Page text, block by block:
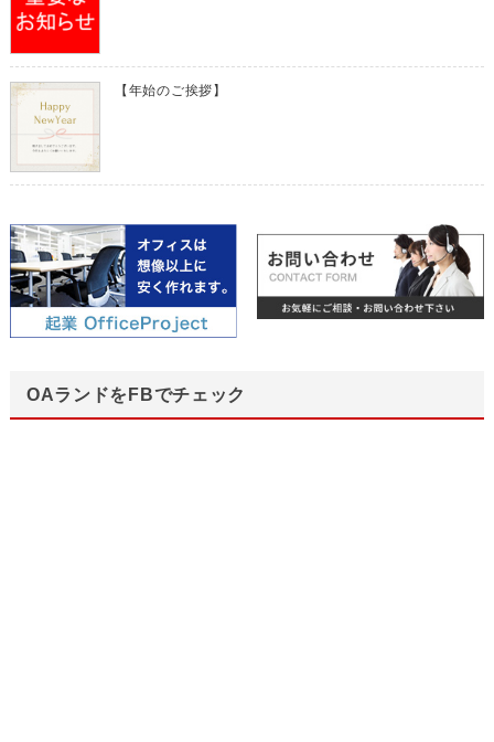
【年始のご挨拶】
OAランドをFBでチェック